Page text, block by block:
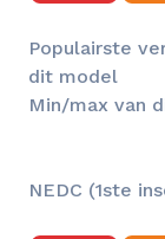
Populairste
dit model
Min/max van
NEDC (1ste